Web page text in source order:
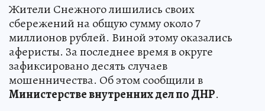
Жители Снежного лишились своих
сбережений на общую сумму около 7
миллионов рублей. Виной этому оказались
аферисты. За последнее время в округе
зафиксировано десять случаев
мошенничества. Об этом сообщили в
Министерстве внутренних дел по ДНР.